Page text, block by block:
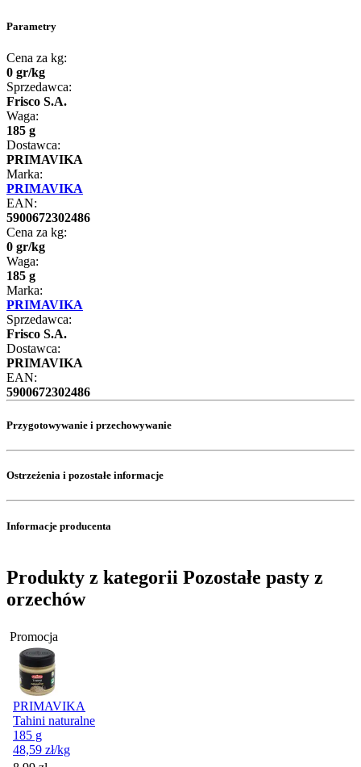
Parametry
Cena za kg:
0 gr/kg
Sprzedawca:
Frisco S.A.
Waga:
185 g
Dostawca:
PRIMAVIKA
Marka:
PRIMAVIKA
EAN:
5900672302486
Cena za kg:
0 gr/kg
Waga:
185 g
Marka:
PRIMAVIKA
Sprzedawca:
Frisco S.A.
Dostawca:
PRIMAVIKA
EAN:
5900672302486
Przygotowywanie i przechowywanie
Ostrzeżenia i pozostałe informacje
Informacje producenta
Produkty z kategorii Pozostałe pasty z
orzechów
Promocja
PRIMAVIKA
Tahini naturalne
185 g
48,59 zł/kg